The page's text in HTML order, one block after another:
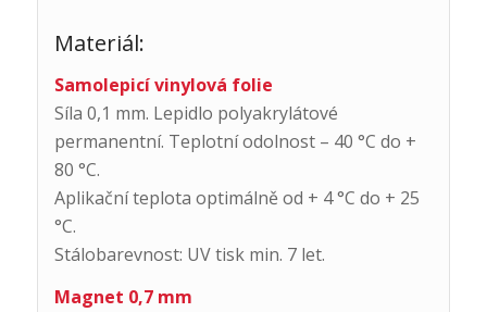
Materiál:
Samolepicí vinylová folie
Síla 0,1 mm. Lepidlo polyakrylátové
permanentní. Teplotní odolnost – 40 °C do +
80 °C.
Aplikační teplota optimálně od + 4 °C do + 25
°C.
Stálobarevnost: UV tisk min. 7 let.
Magnet 0,7 mm